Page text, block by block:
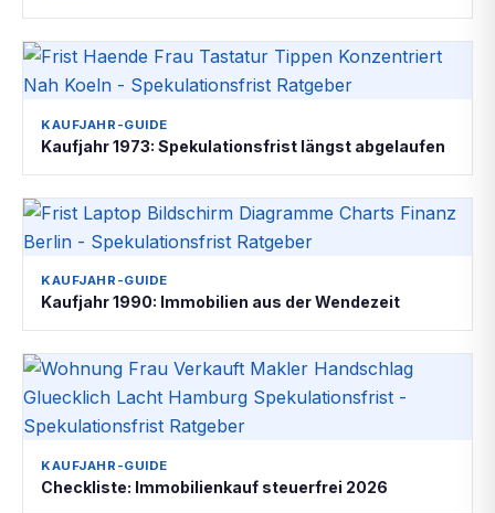
KAUFJAHR-GUIDE
Kaufjahr 1973: Spekulationsfrist längst abgelaufen
KAUFJAHR-GUIDE
Kaufjahr 1990: Immobilien aus der Wendezeit
KAUFJAHR-GUIDE
Checkliste: Immobilienkauf steuerfrei 2026